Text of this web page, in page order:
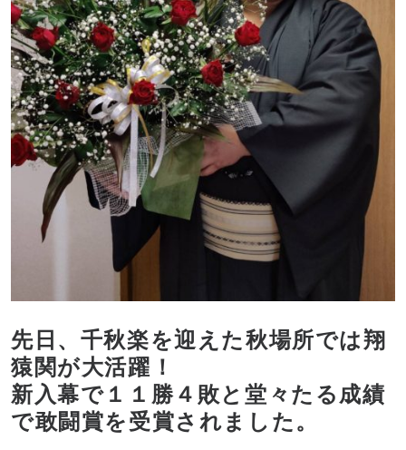
先日、千秋楽を迎えた秋場所では翔
猿関が大活躍！
新入幕で１１勝４敗と堂々たる成績
で敢闘賞を受賞されました。